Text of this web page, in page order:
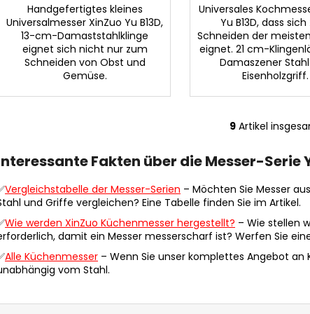
Handgefertigtes kleines
Universalmesser XinZuo Yu B13D,
13-cm-Damaststahlklinge
eignet sich nicht nur zum
Schneiden von Obst und
Gemüse.
Universales
Yu B13D, dass
Schneiden der
eignet. 21 cm-
Damaszener
Eisenholzgriff.
S
e
e
r
e
l
e
n
9Artikel
Fakten über die Messer-Serie
Vergleichstabelle der Messer-Serien – Möchten Sie Messer
und Griffe vergleichen? Eine Tabelle finden Sie im Artikel.
Wie werden XinZuo Küchenmesser hergestellt? – Wie stellen
damit ein Messer messerscharf ist? Werfen Sie
Alle Küchenmesser – Wenn Sie unser komplettes Angebot
vom Stahl.